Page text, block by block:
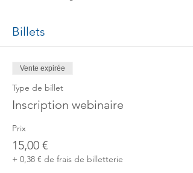
Billets
Vente expirée
Type de billet
Inscription webinaire
Prix
15,00 €
+ 0,38 € de frais de billetterie